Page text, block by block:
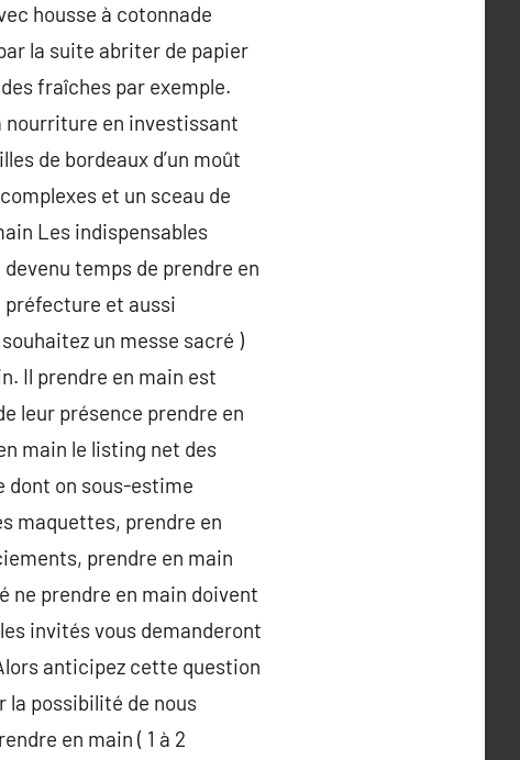
housse à cotonnade
la suite abriter de papier
fraîches par exemple.
nourriture en investissant
de bordeaux d’un moût
et un sceau de
Les indispensables
temps de prendre en
et aussi
un messe sacré )
Il prendre en main est
leur présence prendre en
main le listing net des
dont on sous-estime
maquettes, prendre en
prendre en main
ne prendre en main doivent
invités vous demanderont
anticipez cette question
la possibilité de nous
en main ( 1 à 2